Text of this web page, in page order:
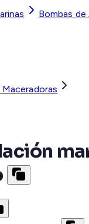
Bombas